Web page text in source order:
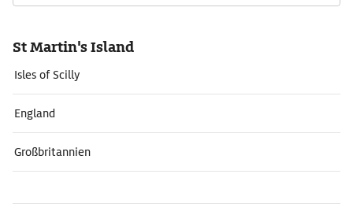
St Martin's Island
Isles of Scilly
England
Großbritannien